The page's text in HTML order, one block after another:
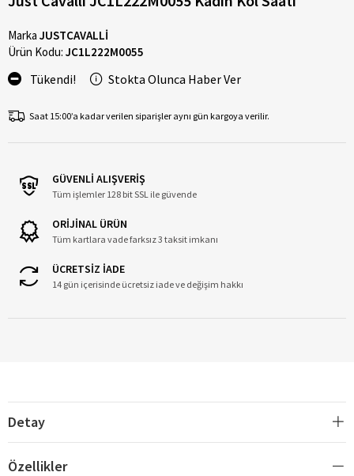
Marka JUSTCAVALLİ
Ürün Kodu: JC1L222M0055
Tükendi! Stokta Olunca Haber Ver
Saat 15:00’a kadar verilen siparişler aynı gün kargoya verilir.
GÜVENLİ ALIŞVERİŞ
Tüm işlemler 128 bit SSL ile güvende
ORİJİNAL ÜRÜN
Tüm kartlara vade farksız 3 taksit imkanı
ÜCRETSİZ İADE
14 gün içerisinde ücretsiz iade ve değişim hakkı
Detay
Özellikler